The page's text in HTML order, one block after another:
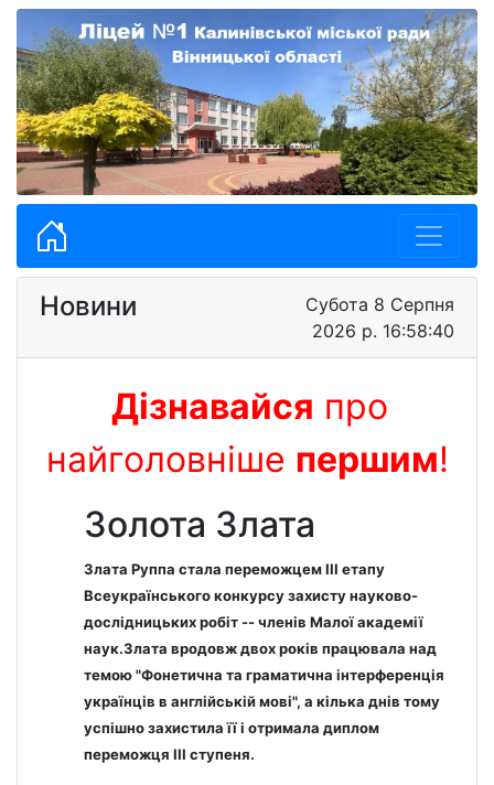
Новини
Субота 8 Серпня
2026 р. 16:58:41
Дізнавайся про
найголовніше першим!
Золота Злата
Злата Руппа стала переможцем ІІІ етапу
Всеукраїнського конкурсу захисту науково-
дослідницьких робіт -- членів Малої академії
наук.Злата вродовж двох років працювала над
темою "Фонетична та граматична інтерференція
українців в англійській мові", а кілька днів тому
успішно захистила її і отримала диплом
переможця ІІІ ступеня.